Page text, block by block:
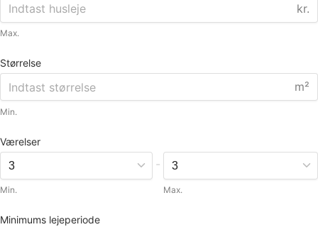
kr.
Max.
Størrelse
m²
Min.
Værelser
Min.
-
Max.
Minimums lejeperiode